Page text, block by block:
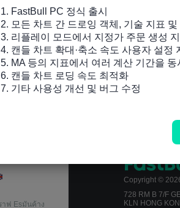
Copyright ©
728 RM B 7/F
KLN HONG
1. FastBull PC 정식 출시
2. 모든 차트 간 드로잉 객체, 기술 지표
3. 리플레이 모드에서 지정가 주문 생성
4. 캔들 차트 확대·축소 속도 사용자 설정
5. MA 등의 지표에서 여러 계산 기간을 동
6. 캔들 차트 로딩 속도 최적화
7. 기타 사용성 개선 및 버그 수정